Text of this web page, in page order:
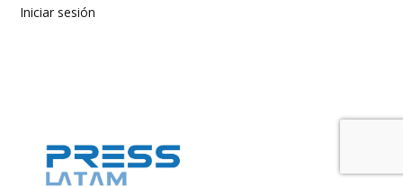
Iniciar sesión